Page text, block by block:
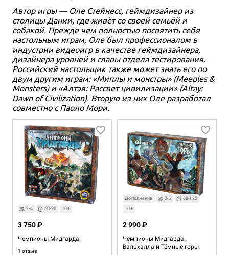
Автор игры — Оле Стейнесс, геймдизайнер из
столицы Дании, где живёт со своей семьёй и
собакой. Прежде чем полностью посвятить себя
настольным играм, Оле был профессионалом в
индустрии видеоигр в качестве геймдизайнера,
дизайнера уровней и главы отдела тестирования.
Российский настольщик также может знать его по
двум другим играм: «Миплы и монстры» (Meeples &
Monsters) и «Алтэя: Рассвет цивилизации» (Altay:
Dawn of Civilization). Вторую из них Оле разработал
совместно с Паоло Мори.
2-4 60-90 10+
Чемпионы Мидгарда
1 отзыв
3 750 ₽
Дополнение 2-5
60-120
10+
Чемпионы Мидгарда.
Вальхалла и Тёмные горы
2 990 ₽